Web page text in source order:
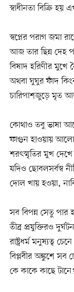
স্বাধীনতা বিক্রি হয়
স্বপ্নের পরাগ জমা
আজ তার ছিন্ন দেহ
বিষাদ হরিণীর মুখে
অথবা ঘুঘুর ফাঁদ
চারিপাশজুড়ে মৃত
কোথাও তবু ভাষা
ফাগুন হাওয়ায়
শরৎস্মৃতির মুখ দেখে
যদিও ছোবলসর্বস্ব
দোল খায় হওয়া,
সব বিপন্ন সেতু পার
তীব্র প্রযুক্তিরও
রাষ্ট্রধর্ম মনুষ্যত্ব
বিপ্লবীর অঙ্কুশে সব
কে কাকে কাছে